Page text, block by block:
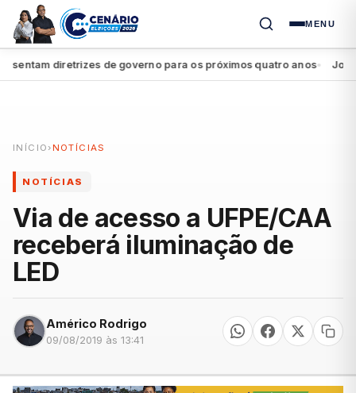
MENU
diretrizes de governo para os próximos quatro anos● João
INÍCIO › NOTÍCIAS
NOTÍCIAS
Via de acesso a UFPE/CAA
receberá iluminação de
LED
Américo Rodrigo
09/08/2019 às 13:41